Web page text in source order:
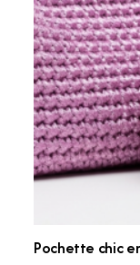
Pochette chic